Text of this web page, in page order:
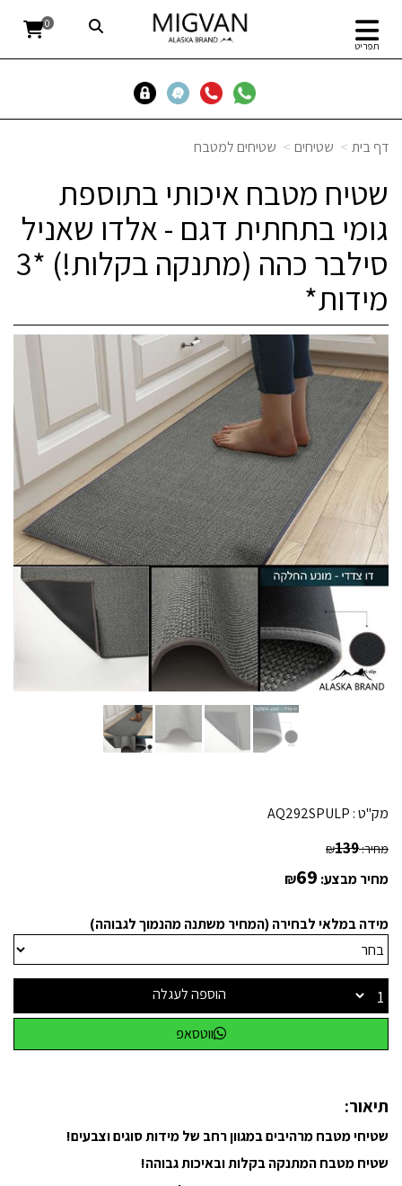
תפריט
0
דף בית שטיחים שטיחים למטבח
שטיח מטבח איכותי בתוספת
גומי בתחתית דגם - אלדו שאניל
סילבר כהה (מתנקה בקלות!) *3
מידות*
מק"ט : AQ292SPULP
מחיר: ₪139
מחיר מבצע: ₪69
מידה במלאי לבחירה (המחיר משתנה מהנמוך לגבוהה)
הוספה לעגלה
ווטסאפ
תיאור:
שטיחי מטבח מרהיבים במגוון רחב של מידות סוגים וצבעים!
שטיח מטבח המתנקה בקלות ובאיכות גבוהה!